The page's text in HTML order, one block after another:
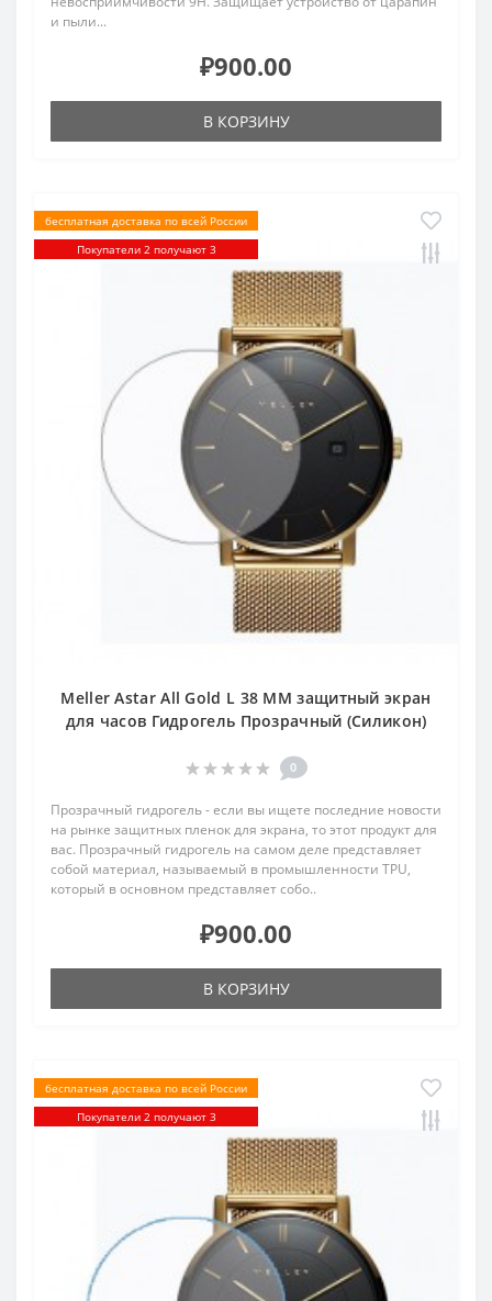
и пыли...
₽900.00
В КОРЗИНУ
бесплатная доставка по всей России
Покупатели 2 получают 3
Meller Astar All Gold L 38 MM защитный экран
для часов Гидрогель Прозрачный (Силикон)
0
Прозрачный гидрогель - если вы ищете последние новости
на рынке защитных пленок для экрана, то этот продукт для
вас. Прозрачный гидрогель на самом деле представляет
собой материал, называемый в промышленности TPU,
который в основном представляет собо..
₽900.00
В КОРЗИНУ
бесплатная доставка по всей России
Покупатели 2 получают 3